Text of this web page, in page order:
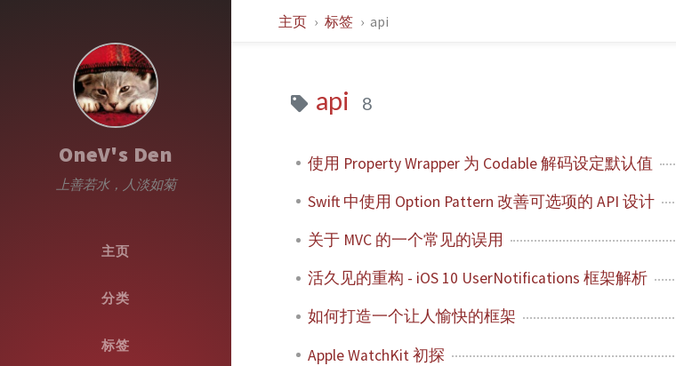
OneV's Den
上善若水，人淡如菊
主页
分类
标签
主页 标签 api
api 8
使用 Property Wrapper 为 Codable 解码设定默认值
Swift 中使用 Option Pattern 改善可选项的 API 设计
关于 MVC 的一个常见的误用
活久见的重构 - iOS 10 UserNotifications 框架解析
如何打造一个让人愉快的框架
Apple WatchKit 初探